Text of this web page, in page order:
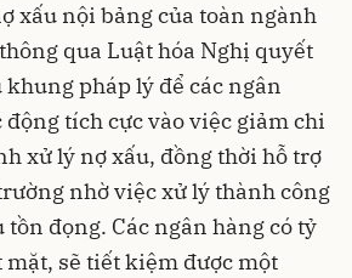
xấu nội bảng của toàn ngành
qua Luật hóa Nghị quyết
pháp lý để các ngân
động tích cực vào việc giảm chi
xử lý nợ xấu, đồng thời hỗ trợ
nhờ việc xử lý thành công
tồn đọng. Các ngân hàng có tỷ
mặt, sẽ tiết kiệm được một